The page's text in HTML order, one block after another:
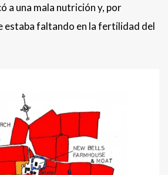
a una mala nutrición y, por
estaba faltando en la fertilidad del